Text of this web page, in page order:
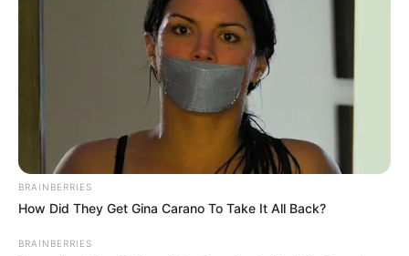
BRAINBERRIES
How Did They Get Gina Carano To Take It All Back?
BRAINBERRIES